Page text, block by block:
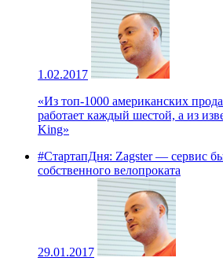
1.02.2017
«Из топ-1000 американских
работает каждый шестой, а из
King»
#СтартапДня: Zagster — сервис
собственного велопроката
29.01.2017